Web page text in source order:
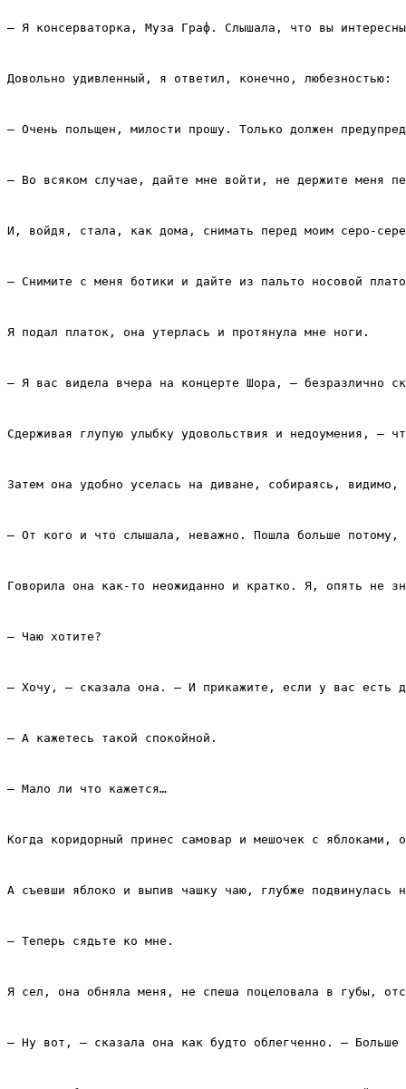
– Я консерваторка, Муза Граф. Слышала, что вы
Довольно удивленный, я ответил, конечно, любезностью:
– Очень польщен, милости прошу. Только должен
– Во всяком случае, дайте мне войти, не держите меня
И, войдя, стала, как дома, снимать перед моим
– Снимите с меня ботики и дайте из пальто носовой
Я подал платок, она утерлась и протянула мне ноги.
– Я вас видела вчера на концерте Шора, – безразлично
Сдерживая глупую улыбку удовольствия и недоумения,
Затем она удобно уселась на диване, собираясь,
– От кого и что слышала, неважно. Пошла больше
Говорила она как‑то неожиданно и кратко. Я, опять не
– Чаю хотите?
– Хочу, – сказала она. – И прикажите, если у вас есть
– А кажетесь такой спокойной.
– Мало ли что кажется…
Когда коридорный принес самовар и мешочек с яблоками,
А съевши яблоко и выпив чашку чаю, глубже подвинулась
– Теперь сядьте ко мне.
Я сел, она обняла меня, не спеша поцеловала в губы,
– Ну вот, – сказала она как будто облегченно. –